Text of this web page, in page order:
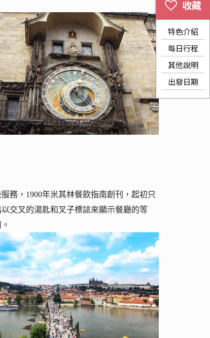
特色介紹
每日行程
其他說明
出發日期
務，1900年米其林餐飲指南創刊，起初只
交叉的湯匙和叉子標誌來顯示餐廳的等